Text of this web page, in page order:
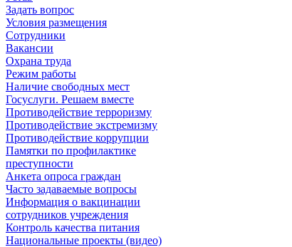
Задать вопрос
Условия размещения
Сотрудники
Вакансии
Охрана труда
Режим работы
Наличие свободных мест
Госуслуги. Решаем вместе
Противодействие терроризму
Противодействие экстремизму
Противодействие коррупции
Памятки по профилактике
преступности
Анкета опроса граждан
Часто задаваемые вопросы
Информация о вакцинации
сотрудников учреждения
Контроль качества питания
Национальные проекты (видео)